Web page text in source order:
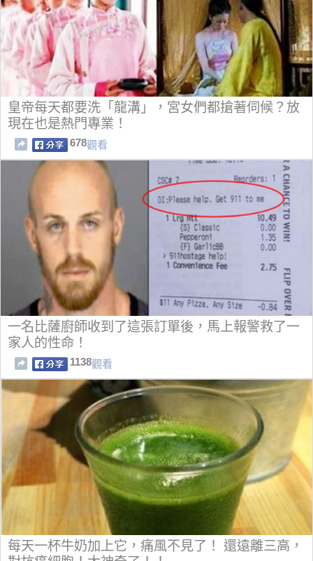
皇帝每天都要洗「龍溝」，宮女們都搶著伺候？放
現在也是熱門專業！
678觀看
一名比薩廚師收到了這張訂單後，馬上報警救了一
家人的性命！
1138觀看
每天一杯牛奶加上它，痛風不見了！ 還遠離三高，